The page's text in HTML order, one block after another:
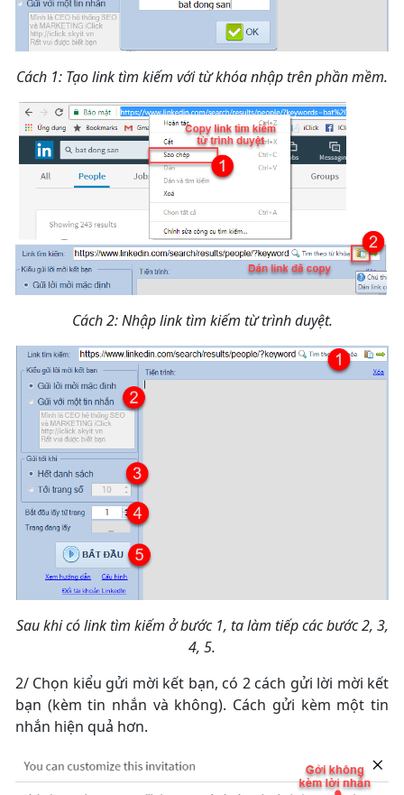
Cách 1: Tạo link tìm kiếm với từ khóa nhập trên phần mềm.
Cách 2: Nhập link tìm kiếm từ trình duyệt.
Sau khi có link tìm kiếm ở bước 1, ta làm tiếp các bước 2, 3,
4, 5.
2/ Chọn kiểu gửi mời kết bạn, có 2 cách gửi lời mời kết
bạn (kèm tin nhắn và không). Cách gửi kèm một tin
nhắn hiện quả hơn.